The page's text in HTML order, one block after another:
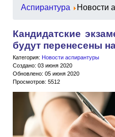
Аспирантура
Новости
Кандидатские
будут перенесены
Категория: Новости аспирантуры
Создано: 03 июня 2020
Обновлено: 05 июня 2020
Просмотров: 5512